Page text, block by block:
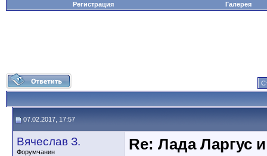
Регистрация Галерея
07.02.2017, 17:57
Вячеслав З.
Форумчанин
Re: Лада Ларгус